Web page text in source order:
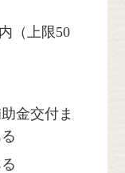
（上限50
金交付ま